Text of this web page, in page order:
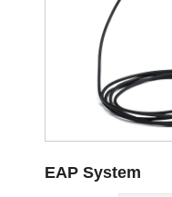
EAP System